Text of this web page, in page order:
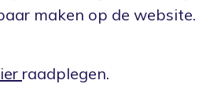
maken op de website.
raadplegen.